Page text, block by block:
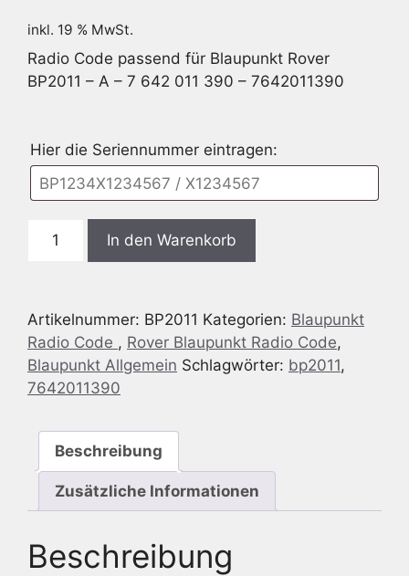
inkl. 19 % MwSt.
Radio Code passend für Blaupunkt Rover
BP2011 – A – 7 642 011 390 – 7642011390
Hier die Seriennummer eintragen:
Blaupunkt
A
-
7
642
390
7642011390
In den Warenkorb
Artikelnummer: BP2011 Kategorien: Blaupunkt
Radio Code , Rover Blaupunkt Radio Code,
Blaupunkt Allgemein Schlagwörter: bp2011,
7642011390
Beschreibung
Zusätzliche Informationen
Beschreibung